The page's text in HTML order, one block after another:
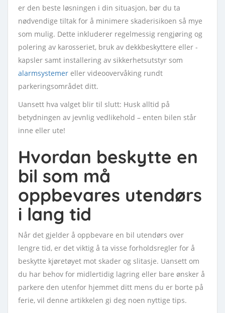
er den beste løsningen i din situasjon, bør du ta
nødvendige tiltak for å minimere skaderisikoen så mye
som mulig. Dette inkluderer regelmessig rengjøring og
polering av karosseriet, bruk av dekkbeskyttere eller -
kapsler samt installering av sikkerhetsutstyr som
alarmsystemer eller videoovervåking rundt
parkeringsområdet ditt.
Uansett hva valget blir til slutt: Husk alltid på
betydningen av jevnlig vedlikehold – enten bilen står
inne eller ute!
Hvordan beskytte en
bil som må
oppbevares utendørs
i lang tid
Når det gjelder å oppbevare en bil utendørs over
lengre tid, er det viktig å ta visse forholdsregler for å
beskytte kjøretøyet mot skader og slitasje. Uansett om
du har behov for midlertidig lagring eller bare ønsker å
parkere den utenfor hjemmet ditt mens du er borte på
ferie, vil denne artikkelen gi deg noen nyttige tips.